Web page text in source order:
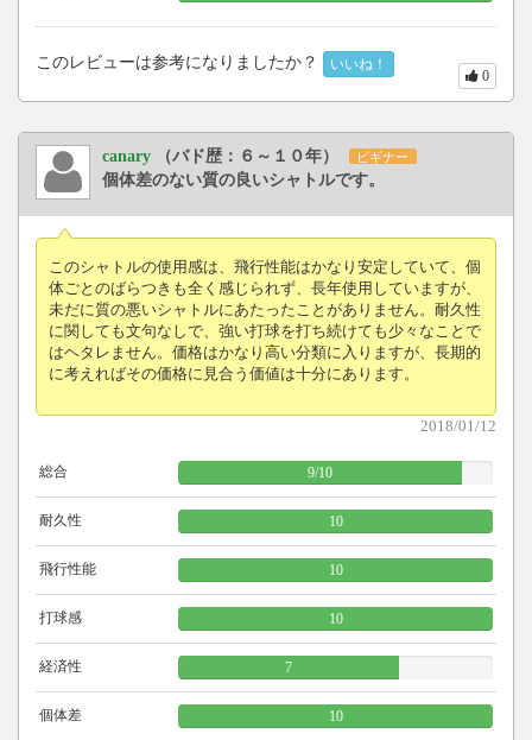
このレビューは参考になりましたか？ いいね！
0
canary （バド歴：６～１０年） ビギナー
個体差のない質の良いシャトルです。
このシャトルの使用感は、飛行性能はかなり安定していて、個
体ごとのばらつきも全く感じられず、長年使用していますが、
未だに質の悪いシャトルにあたったことがありません。耐久性
に関しても文句なしで、強い打球を打ち続けても少々なことで
はヘタレません。価格はかなり高い分類に入りますが、長期的
に考えればその価格に見合う価値は十分にあります。
2018/01/12
総合 9/10
耐久性 10
飛行性能 10
打球感 10
経済性 7
個体差 10